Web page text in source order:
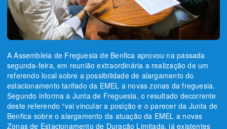
A Assembleia de Freguesia de Benfica aprovou na passada
segunda-feira, em reunião extraordinária a realização de um
referendo local sobre a possibilidade de alargamento do
estacionamento tarifado da EMEL a novas zonas da freguesia.
Segundo informa a Junta de Freguesia, o resultado decorrente
deste referendo “vai vincular a posição e o parecer da Junta de
Benfica sobre o alargamento da atuação da EMEL a novas
Zonas de Estacionamento de Duração Limitada, já existentes